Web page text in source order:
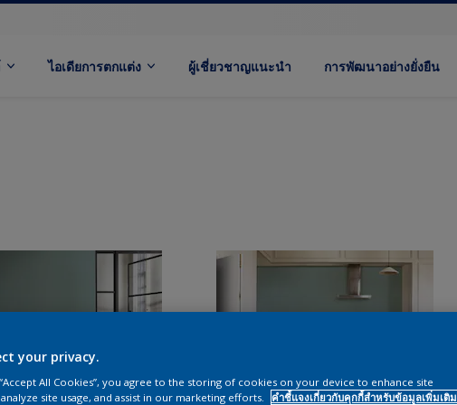
ไอเดียการตกแต่ง ผู้เชี่ยวชาญแนะนำ การพัฒนาอย่างยั่งยืน
your privacy.
All Cookies”, you agree to the storing of cookies on your device to enhance site
site usage, and assist in our marketing efforts.
คำชี้แจงเกี่ยวกับคุกกี้สำหรับข้อมูลเพิ่มเติม